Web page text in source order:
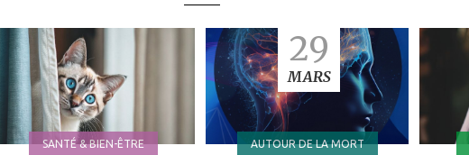
à
mes
favoris
SANTÉ & BIEN-ÊTRE
à
mes
favoris
AUTOUR DE LA MORT
29
MARS
mes